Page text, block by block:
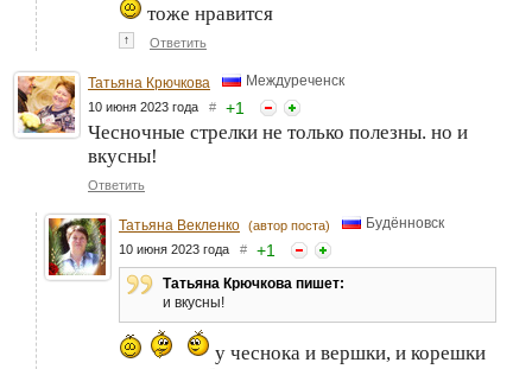
тоже нравится
↑ Ответить
Татьяна Крючкова Междуреченск
10 июня 2023 года # +1
Чесночные стрелки не только полезны. но и
вкусны!
Ответить
Татьяна Векленко (автор поста) Будённовск
10 июня 2023 года # +1
Татьяна Крючкова пишет:
и вкусны!
у чеснока и вершки, и корешки